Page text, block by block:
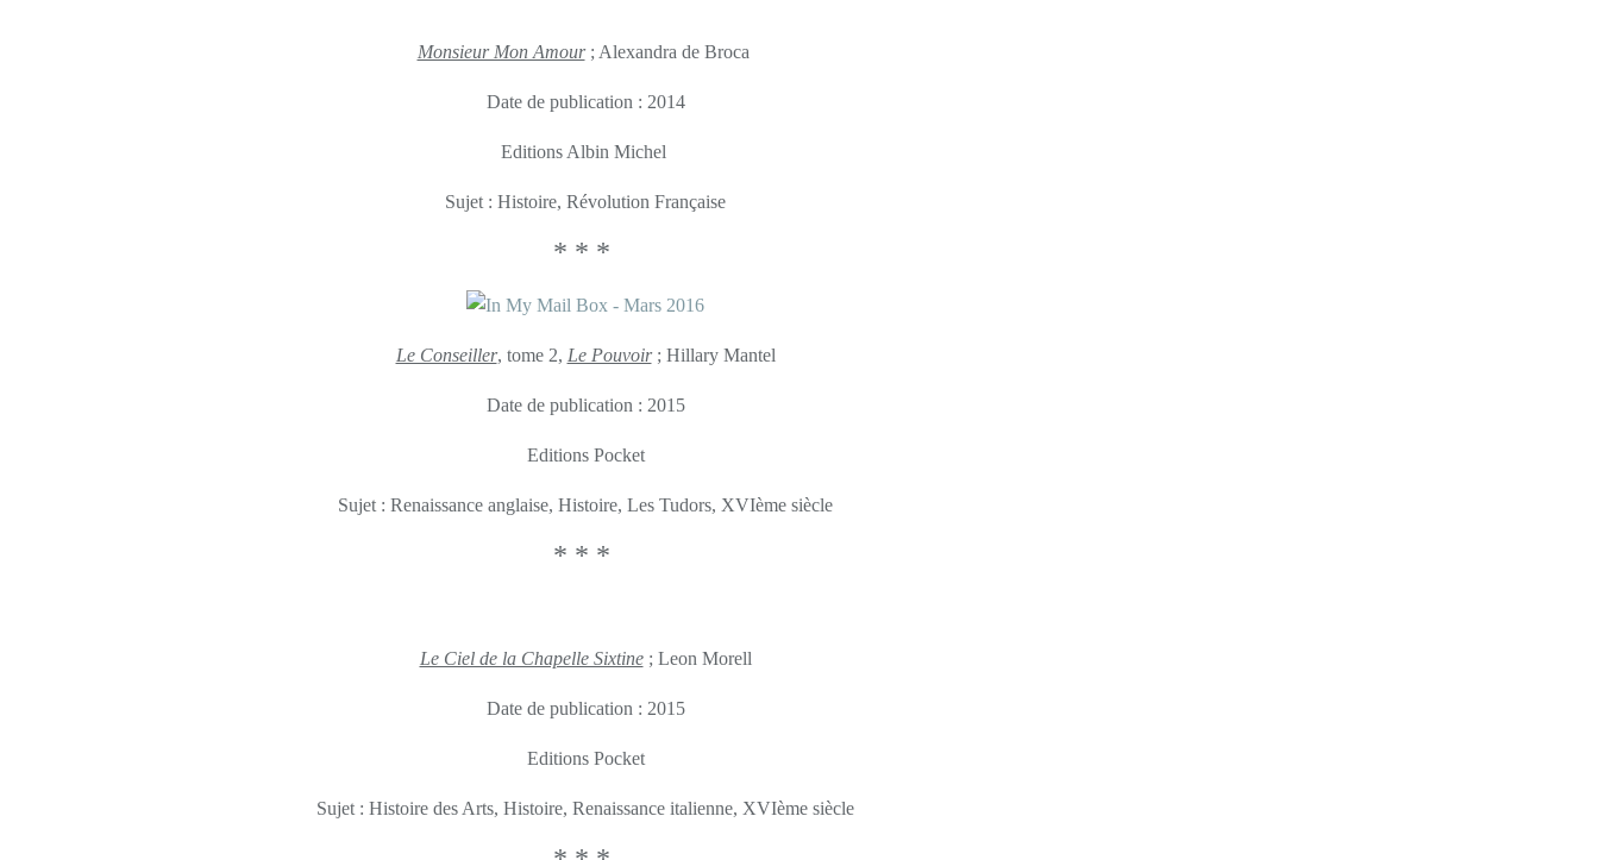
Monsieur Mon Amour; Alexandra de Broca
Date de publication : 2014
Editions Albin Michel
Sujet : Histoire, Révolution Française
* * *
Le Conseiller, tome 2, Le Pouvoir; Hillary Mantel
Date de publication : 2015
Editions Pocket
Sujet : Renaissance anglaise, Histoire, Les Tudors, XVIème siècle
* * *
Le Ciel de la Chapelle Sixtine; Leon Morell
Date de publication : 2015
Editions Pocket
Sujet : Histoire des Arts, Histoire, Renaissance italienne, XVIème siècle